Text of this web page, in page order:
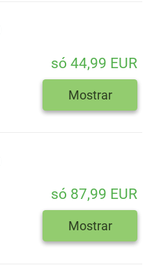
só 44,99 EUR
Mostrar
só 87,99 EUR
Mostrar